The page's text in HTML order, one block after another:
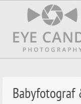
Babyfotograf